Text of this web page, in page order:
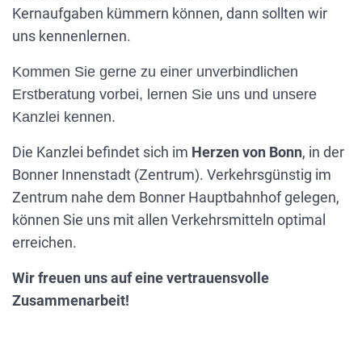
Kernaufgaben kümmern können, dann sollten wir
uns kennenlernen.
Kommen Sie gerne zu einer unverbindlichen
Erstberatung vorbei, lernen Sie uns und unsere
Kanzlei kennen.
Die Kanzlei befindet sich im Herzen von Bonn, in der
Bonner Innenstadt (Zentrum). Verkehrsgünstig im
Zentrum nahe dem Bonner Hauptbahnhof gelegen,
können Sie uns mit allen Verkehrsmitteln optimal
erreichen.
Wir freuen uns auf eine vertrauensvolle
Zusammenarbeit!